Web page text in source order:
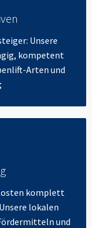
Unsere
kompetent
Arten und
komplett
lokalen
und